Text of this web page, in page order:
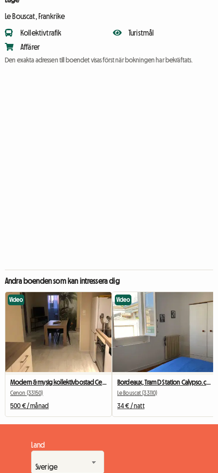
Le Bouscat, Frankrike
Kollektivtrafik
Affärer
Turistmål
Den exakta adressen till boendet visas först när bokningen har bekräftats.
Andra boenden som kan intressera dig
Video
Modern & mysig kollektivbostad Cenon/Bastide – 2 rum lediga
Cenon (33150)
500 € / månad
Video
Bordeaux, Tram D Station Calypso.ch+SDB+wc Privées
Le Bouscat (33110)
34 € / natt
Land